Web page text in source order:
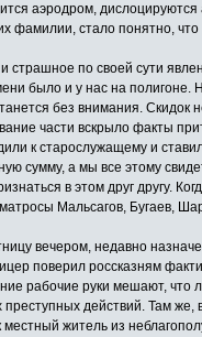
аэродром,
фамилии, стало понятно,
страшное по своей сути
было и у нас на полигоне.
без внимания. Скидок
части вскрыло факты
к старослужащему и
сумму, а мы все этому
в этом друг другу.
Мальсагов, Бугаев,
вечером, недавно
поверил россказням
рабочие руки мешают, что
преступных действий. Там
местный житель из